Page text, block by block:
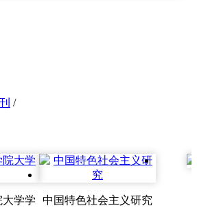
/
学学
中国特色社会主义研究